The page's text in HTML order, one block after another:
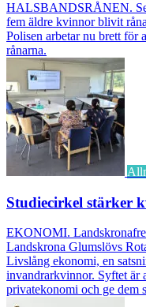
HALSBANDSRÅNEN.
fem äldre kvinnor blivit
Polisen arbetar nu brett för
rånarna.
Studiecirkel stärker
EKONOMI.
Landskrona Glumslövs
Livslång ekonomi, en
invandrarkvinnor. Syftet är
privatekonomi och ge dem